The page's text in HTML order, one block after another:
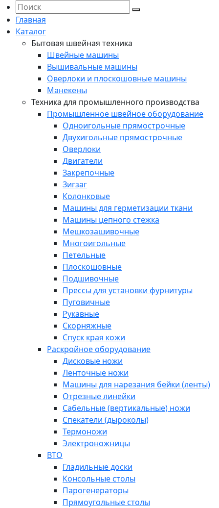
Главная
Каталог
Бытовая швейная техника
Швейные машины
Вышивальные машины
Оверлоки и плоскошовные машины
Манекены
Техника для промышленного производства
Промышленное швейное оборудование
Одноигольные прямострочные
Двухигольные прямострочные
Оверлоки
Двигатели
Закрепочные
Зигзаг
Колонковые
Машины для герметизации ткани
Машины цепного стежка
Мешкозашивочные
Многоигольные
Петельные
Плоскошовные
Подшивочные
Прессы для установки фурнитуры
Пуговичные
Рукавные
Скорняжные
Спуск края кожи
Раскройное оборудование
Дисковые ножи
Ленточные ножи
Машины для нарезания бейки (ленты)
Отрезные линейки
Сабельные (вертикальные) ножи
Спекатели (дыроколы)
Термоножи
Электроножницы
ВТО
Гладильные доски
Консольные столы
Парогенераторы
Прямоугольные столы